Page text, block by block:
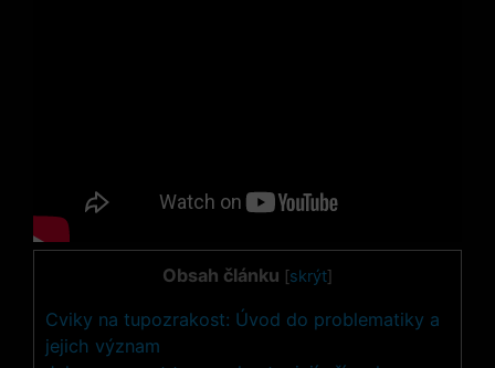
Obsah článku [skrýt]
Cviky na tupozrakost: Úvod do problematiky a
jejich význam